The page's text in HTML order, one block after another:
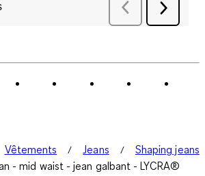
Précédentavis
Suivant
avis
Vêtements Jeans
Shaping jeans
- mid waist - jean galbant - LYCRA®